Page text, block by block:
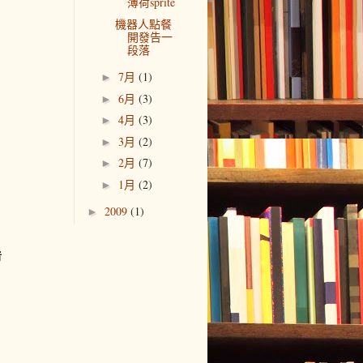
機器人點餐
開發告一
段落
► 7月 (1)
► 6月 (3)
► 4月 (3)
► 3月 (2)
► 2月 (7)
► 1月 (2)
► 2009 (1)